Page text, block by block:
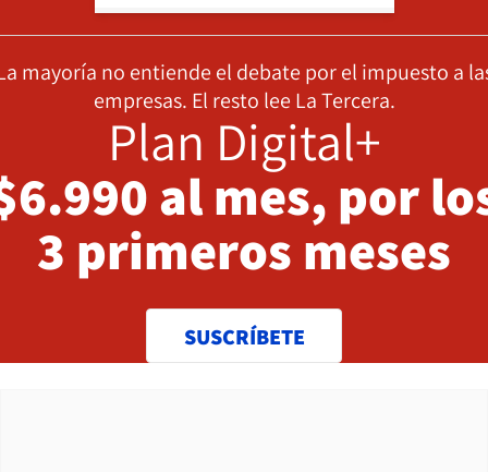
mayoría no entiende el debate por el impuesto a
empresas. El resto lee La Tercera.
Plan Digital+
al mes, por
3 primeros meses
SUSCRÍBETE